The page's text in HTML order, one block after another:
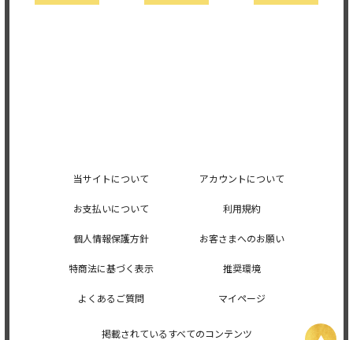
当サイトについて アカウントについて
お支払いについて 利用規約
個人情報保護方針 お客さまへのお願い
特商法に基づく表示 推奨環境
よくあるご質問 マイページ
掲載されているすべてのコンテンツ